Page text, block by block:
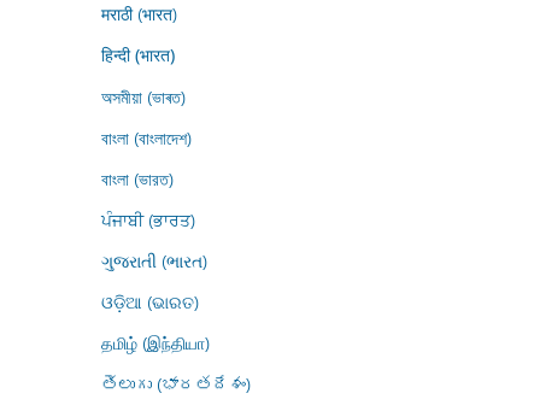
मराठी (भारत)
हिन्दी (भारत)
অসমীয়া (ভাৰত)
বাংলা (বাংলাদেশ)
বাংলা (ভারত)
ਪੰਜਾਬੀ (ਭਾਰਤ)
ગુજરાતી (ભારત)
ଓଡ଼ିଆ (ଭାରତ)
தமிழ் (இந்தியா)
తెలుగు (భారతదేశం)